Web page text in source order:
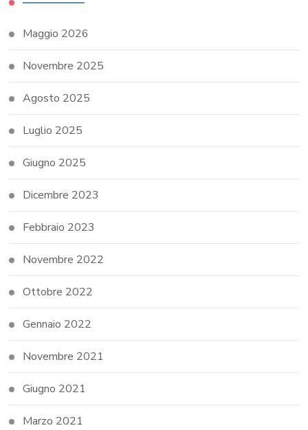
Maggio 2026
Novembre 2025
Agosto 2025
Luglio 2025
Giugno 2025
Dicembre 2023
Febbraio 2023
Novembre 2022
Ottobre 2022
Gennaio 2022
Novembre 2021
Giugno 2021
Marzo 2021